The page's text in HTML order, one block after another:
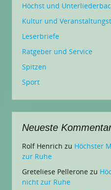
Höchst und
Kultur und
Leserbriefe
Ratgeber und Service
Spitzen
Sport
Neueste
Rolf Henrich zu Höchster
zur Ruhe
Greteliese Pellerone zu
nicht zur Ruhe